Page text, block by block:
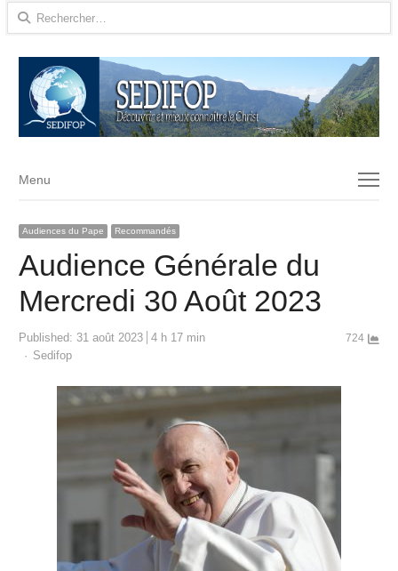
Rechercher :
Menu
Menu
Audiences du Pape Recommandés
Audience Générale du
Mercredi 30 Août 2023
Published: 31 août 2023
4 h 17 min
Author
Sedifop
724